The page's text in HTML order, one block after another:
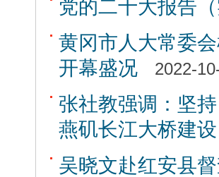
党的二十大报告（
黄冈市人大常委
开幕盛况
2022-
张社教强调：坚
燕矶长江大桥建设
吴晓文赴红安县